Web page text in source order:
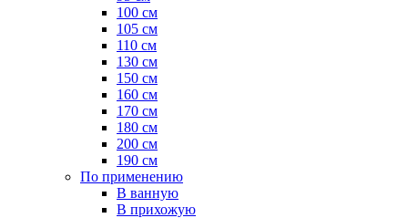
100 см
105 см
110 см
130 см
150 см
160 см
170 см
180 см
200 см
190 см
По применению
В ванную
В прихожую